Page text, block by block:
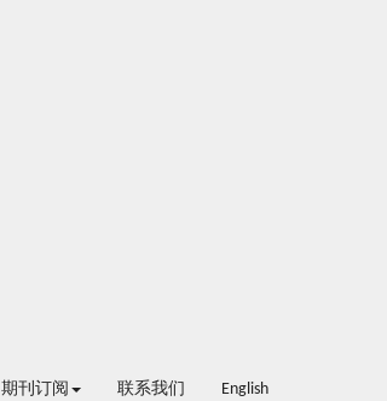
期刊订阅 联系我们 English